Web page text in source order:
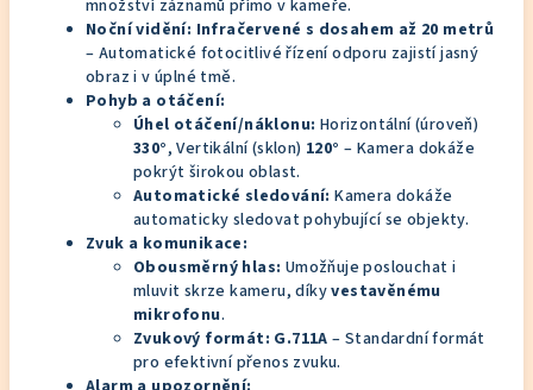
množství záznamů přímo v kameře.
Noční vidění: Infračervené s dosahem až 20 metrů
– Automatické fotocitlivé řízení odporu zajistí jasný
obraz i v úplné tmě.
Pohyb a otáčení:
Úhel otáčení/náklonu: Horizontální (úroveň)
330°, Vertikální (sklon) 120° – Kamera dokáže
pokrýt širokou oblast.
Automatické sledování: Kamera dokáže
automaticky sledovat pohybující se objekty.
Zvuk a komunikace:
Obousměrný hlas: Umožňuje poslouchat i
mluvit skrze kameru, díkyvestavěnému
mikrofonu.
Zvukový formát: G.711A – Standardní formát
pro efektivní přenos zvuku.